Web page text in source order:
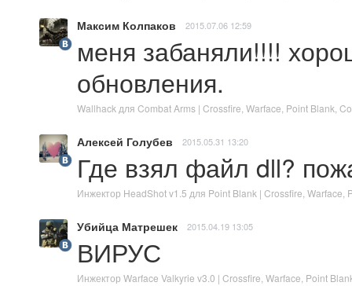
Максим Колпаков 2015.07.06 12:59
меня забаняли!!!!
обновления.
Wallhack для Combat Arms | Crossfire, Warface, Point Blank,
Алексей Голубев 2015.05.31 13:20
Где взял файл dll?
Инжектор HeadShot v1.5 для Point Blank | Crossfire,
Убийца Матрешек 2015.04.19 13:05
ВИРУС
Инжектор Warface Valkyrie v3.0 | Crossfire, Warface, Point